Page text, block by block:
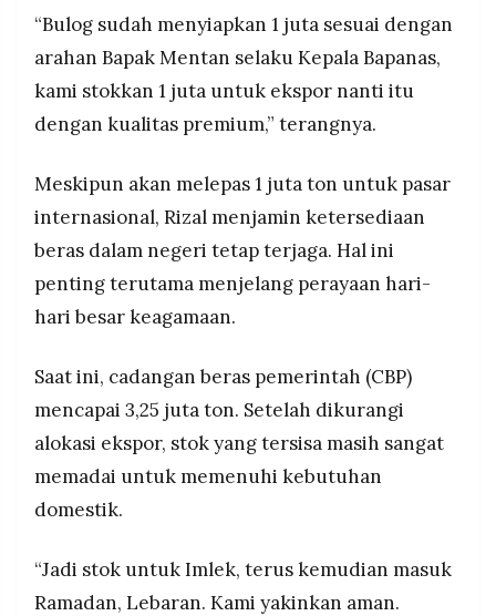
“Bulog sudah menyiapkan 1 juta sesuai dengan
arahan Bapak Mentan selaku Kepala Bapanas,
kami stokkan 1 juta untuk ekspor nanti itu
dengan kualitas premium,” terangnya.
Meskipun akan melepas 1 juta ton untuk pasar
internasional, Rizal menjamin ketersediaan
beras dalam negeri tetap terjaga. Hal ini
penting terutama menjelang perayaan hari-
hari besar keagamaan.
Saat ini, cadangan beras pemerintah (CBP)
mencapai 3,25 juta ton. Setelah dikurangi
alokasi ekspor, stok yang tersisa masih sangat
memadai untuk memenuhi kebutuhan
domestik.
“Jadi stok untuk Imlek, terus kemudian masuk
Ramadan, Lebaran. Kami yakinkan aman.